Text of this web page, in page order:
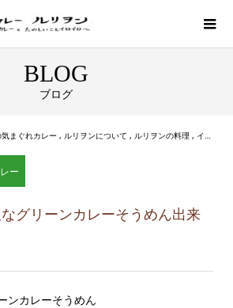
BLOG
ブログ
まぐれカレー , ルリヲンについて , ルリヲンの料理 , インドカリー
ー
グリーンカレーそうめん出来
ンカレーそうめん